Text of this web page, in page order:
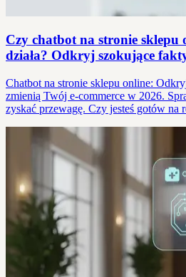
Czy chatbot na stronie sklepu
działa? Odkryj szokujące
Chatbot na stronie sklepu online:
zmienią Twój e-commerce w 2026.
zyskać przewagę. Czy jesteś gotów na